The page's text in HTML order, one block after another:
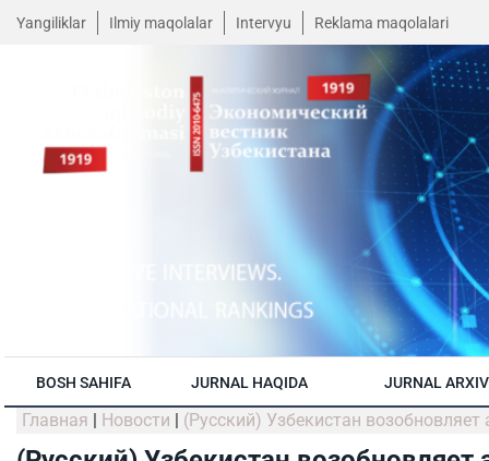
Yangiliklar Ilmiy maqolalar Intervyu Reklama maqolalari
BOSH SAHIFA JURNAL HAQIDA JURNAL
Главная | Новости | (Русский) Узбекистан